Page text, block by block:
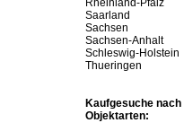
Rheinland-Pfalz
Saarland
Sachsen
Sachsen-Anhalt
Schleswig-Holstein
Thueringen
Kaufgesuche nach
Objektarten: